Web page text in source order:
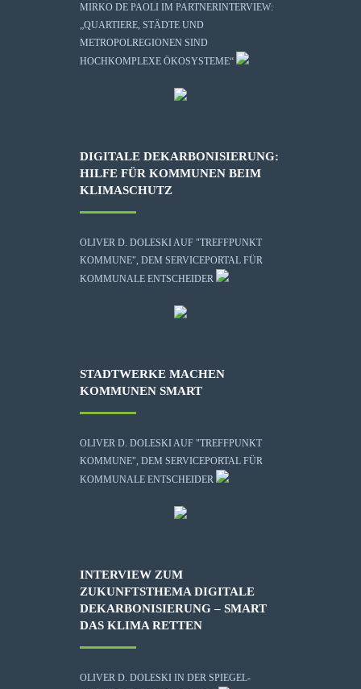
MIRKO DE PAOLI IM PARTNERINTERVIEW:
„QUARTIERE, STÄDTE UND
METROPOLREGIONEN SIND
HOCHKOMPLEXE ÖKOSYSTEME“
DIGITALE DEKARBONISIERUNG:
HILFE FÜR KOMMUNEN BEIM
KLIMASCHUTZ
OLIVER D. DOLESKI AUF "TREFFPUNKT
KOMMUNE", DEM SERVICEPORTAL FÜR
KOMMUNALE ENTSCHEIDER
STADTWERKE MACHEN
KOMMUNEN SMART
OLIVER D. DOLESKI AUF "TREFFPUNKT
KOMMUNE", DEM SERVICEPORTAL FÜR
KOMMUNALE ENTSCHEIDER
INTERVIEW ZUM
ZUKUNFTSTHEMA DIGITALE
DEKARBONISIERUNG – SMART
DAS KLIMA RETTEN
OLIVER D. DOLESKI IN DER SPIEGEL-